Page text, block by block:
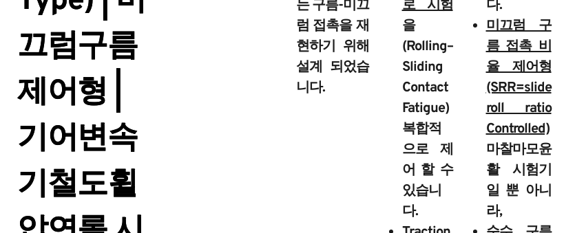
끄럼구름
제어형 |
기어변속
기철도휠
는 구름-미끄
럼 접촉을 재
현하기 위해
설계 되었습
니다.
로 시험
을
(Rolling–
Sliding
Contact
Fatigue)
복합적
으로 제
어 할 수
있습니
다.
다.
미끄럼 구
름 접촉 비
율 제어형
(SRR=slide
roll ratio
Controlled)
마찰마모윤
활 시험기
일 뿐 아니
라,